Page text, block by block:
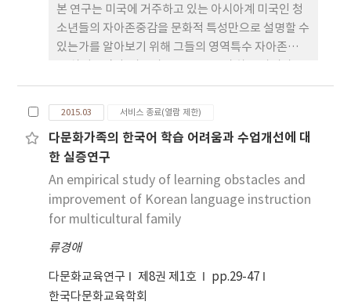
본 연구는 미국에 거주하고 있는 아시아계 미국인 청
소년들의 자아존중감을 문화적 특성만으로 설명할 수
있는가를 알아보기 위해 그들의 영역특수 자아존중감
화가 아시아계 미국인 청소년들의 자아존중감에 중요
한 영향을 미친다면, 가족과 학교가 그들의 자아존중
감을 형성하는 중요한 영역일 것이라는 가설아래,
134명의 아시아계 미국인 청소년과 134명의 백인 미
국인 청소년의 영역특수 자아존중감을 비교하였다.
연구결과를 살펴보면, 아시안계 미국인 청소년과 백
인 청소년 모두, 또래와의 관계와 신체이미지가 그들
의 자아존중감을 형성하는 가장 중요한 영역으로 나
관계를 제일 중요시 할 것이라는 일반적인 선입견과
는 달리, 연구결과는 이들도 미국계 청소년들처럼, 자
아존중감을 결정할 때 또래와의 관계와 다른 이들이
2015.03 서비스 종료(열람 제한)
다문화가족의 한국어 학습 어려움과 수업개선에 대
한 실증연구
An empirical study of learning obstacles and
improvement of Korean language instruction
for multicultural family
류경애
다문화교육연구 제8권 제1호
pp.29-47
한국다문화교육학회